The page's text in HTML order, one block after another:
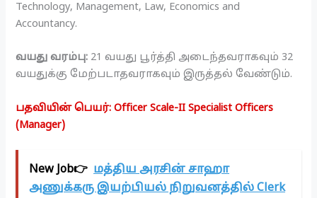
Technology, Management, Law, Economics and
Accountancy.
வயது வரம்பு: 21 வயது பூர்த்தி அடைந்தவராகவும் 32
வயதுக்கு மேற்படாதவராகவும் இருத்தல் வேண்டும்.
பதவியின் பெயர்: Officer Scale-II Specialist Officers
(Manager)
New Job👉 மத்திய அரசின் சாஹா
அணுக்கரு இயற்பியல் நிறுவனத்தில் Clerk